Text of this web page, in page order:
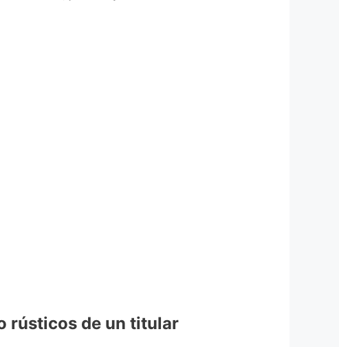
rústicos de un titular